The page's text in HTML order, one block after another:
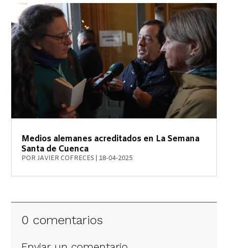
Medios alemanes acreditados en La Semana
Santa de Cuenca
PORJAVIER COFRECES 18-04-2025
0 comentarios